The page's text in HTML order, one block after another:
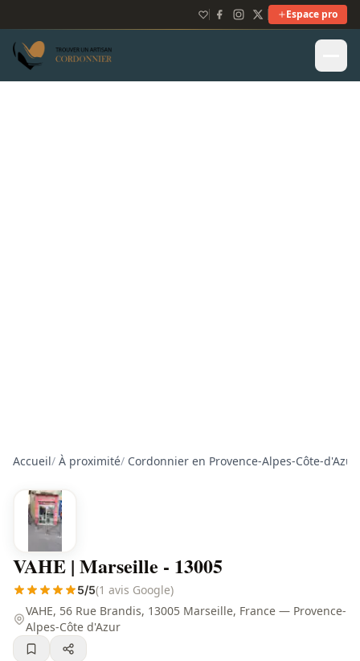
Espace pro
Accueil/ À proximité/ Cordonnier en Provence-Alpes-Côte-d'Azur
VAHE | Marseille - 13005
5/5(1 avis Google)
VAHE, 56 Rue Brandis, 13005 Marseille, France — Provence-
Alpes-Côte d'Azur